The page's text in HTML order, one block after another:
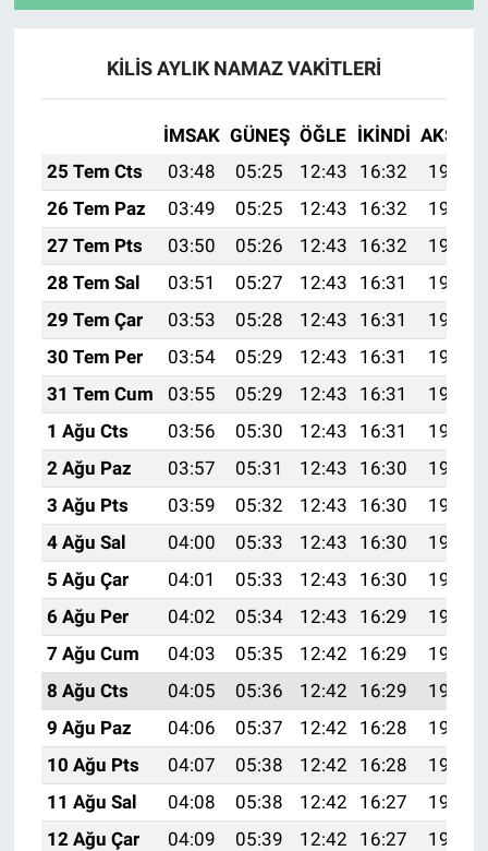
KİLİS AYLIK NAMAZ VAKITLERI
İMSAK GÜNEŞ ÖĞLE İKINDI AKŞAM
25 Tem Cts
03:48 05:25 12:43 16:32
19:52
26 Tem Paz
03:49 05:25 12:43 16:32
19:51
27 Tem Pts
03:50 05:26 12:43 16:32
19:50
28 Tem Sal
03:51 05:27 12:43 16:31
19:49
29 Tem Çar
03:53 05:28 12:43 16:31
19:48
30 Tem Per
03:54 05:29 12:43 16:31
19:48
31 Tem Cum
03:55 05:29 12:43 16:31
19:47
1 Ağu Cts
03:56 05:30 12:43 16:31
19:46
2 Ağu Paz
03:57 05:31 12:43 16:30
19:45
3 Ağu Pts
03:59 05:32 12:43 16:30
19:44
4 Ağu Sal
04:00 05:33 12:43 16:30
19:43
5 Ağu Çar
04:01 05:33 12:43 16:30
19:42
6 Ağu Per
04:02 05:34 12:43 16:29
19:41
7 Ağu Cum
04:03 05:35 12:42 16:29
19:40
8 Ağu Cts
04:05 05:36 12:42 16:29
19:39
9 Ağu Paz
04:06 05:37 12:42 16:28
19:38
10 Ağu Pts
04:07 05:38 12:42 16:28
19:37
11 Ağu Sal
04:08 05:38 12:42 16:27
19:35
12 Ağu Çar
04:09 05:39 12:42 16:27
19:34